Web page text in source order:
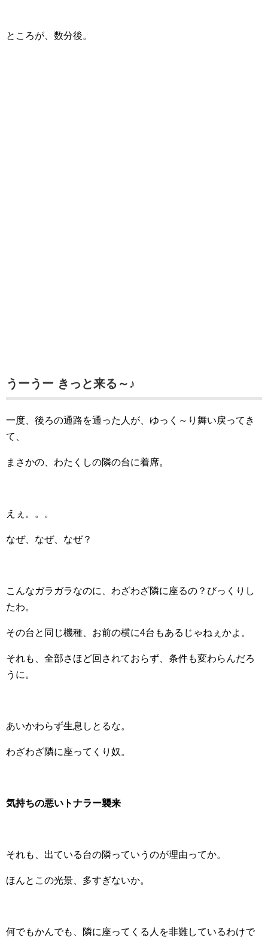
ところが、数分後。
うーうー きっと来る～♪
一度、後ろの通路を通った人が、ゆっく～り舞い戻ってき
て、
まさかの、わたくしの隣の台に着席。
えぇ。。。
なぜ、なぜ、なぜ？
こんなガラガラなのに、わざわざ隣に座るの？びっくりし
たわ。
その台と同じ機種、お前の横に4台もあるじゃねぇかよ。
それも、全部さほど回されておらず、条件も変わらんだろ
うに。
あいかわらず生息しとるな。
わざわざ隣に座ってくり奴。
気持ちの悪いトナラー襲来
それも、出ている台の隣っていうのが理由ってか。
ほんとこの光景、多すぎないか。
何でもかんでも、隣に座ってくる人を非難しているわけで